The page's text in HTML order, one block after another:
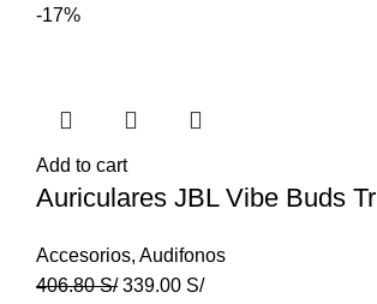
-17%
Add to cart
Auriculares JBL Vibe Buds
Accesorios, Audifonos
406.80S/ 339.00 S/